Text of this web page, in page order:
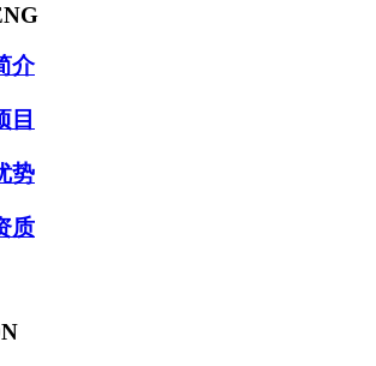
介
目
势
质